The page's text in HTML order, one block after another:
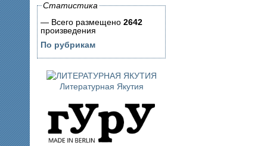
Статистика
— Всего размещено 2642
произведения
По рубрикам
Литературная Якутия